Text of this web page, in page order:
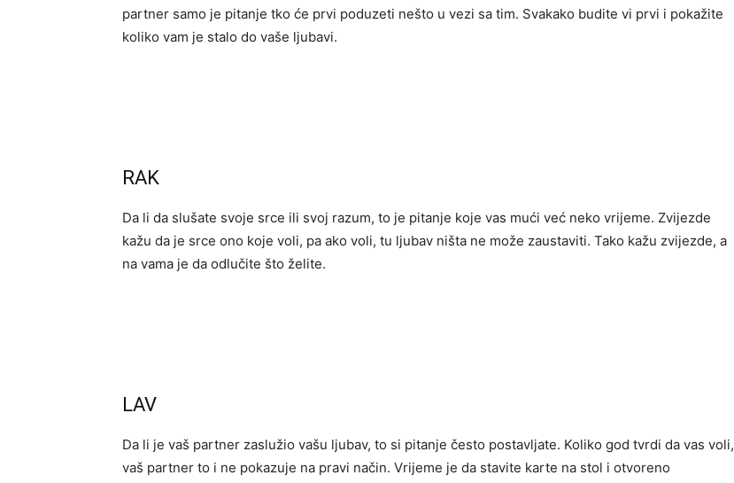
partner samo je pitanje tko će prvi poduzeti nešto u vezi sa tim. Svakako budite vi prvi i pokažite
koliko vam je stalo do vaše ljubavi.
RAK
Da li da slušate svoje srce ili svoj razum, to je pitanje koje vas mući već neko vrijeme. Zvijezde
kažu da je srce ono koje voli, pa ako voli, tu ljubav ništa ne može zaustaviti. Tako kažu zvijezde, a
na vama je da odlučite što želite.
LAV
Da li je vaš partner zaslužio vašu ljubav, to si pitanje često postavljate. Koliko god tvrdi da vas voli,
vaš partner to i ne pokazuje na pravi način. Vrijeme je da stavite karte na stol i otvoreno